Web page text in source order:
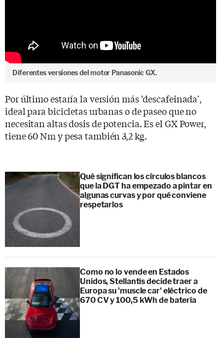
Diferentes versiones del motor Panasonic GX.
Por último estaría la versión más 'descafeinada',
ideal para bicicletas urbanas o de paseo que no
necesitan altas dosis de potencia. Es el GX Power,
tiene 60 Nm y pesa también 3,2 kg.
Qué significan los círculos blancos
que la DGT ha empezado a pintar en
algunas curvas y por qué conviene
respetarlos
Como no lo vende en Estados
Unidos, Stellantis decide traer a
Europa su 'muscle car' eléctrico de
670 CV y 100,5 kWh de batería